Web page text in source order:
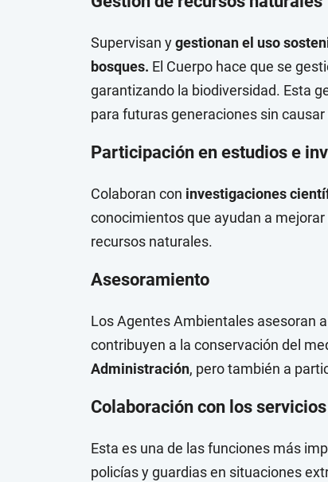
Supervisan ygestionan el uso
bosques. El Cuerpo hace que se
garantizando la biodiversidad. Esta
para futuras generaciones sin
Participación en estudios e
Colaboran con investigaciones
conocimientos que ayudan a
recursos naturales.
Asesoramiento
Los Agentes Ambientales asesoran
contribuyen a la conservación del
Administración, pero también a
Colaboración con los
Esta es una de las funciones más
policías y guardias en situaciones